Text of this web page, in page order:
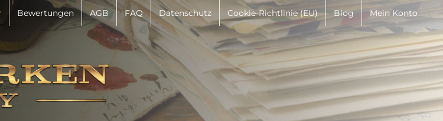
Bewertungen AGB FAQ Datenschutz Cookie-Richtlinie (EU) Blog Mein Konto